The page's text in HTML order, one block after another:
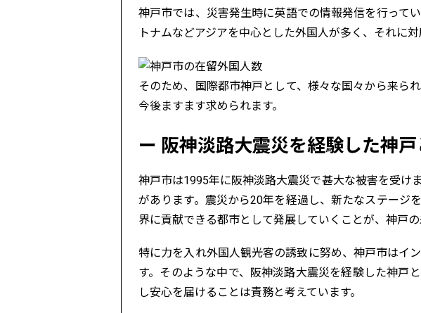
神戸市では、災害発生時に英語での情報発信を行って
トナムなどアジアを中心とした外国人が多く、それに
そのため、国際都市神戸として、様々な国々から来ら
今後ますます求められます。
阪神淡路大震災を経験した神戸
神戸市は1995年に阪神淡路大震災で甚大な被害を受け
があります。震災から20年を経過し、新たなステージ
界に貢献できる都市として発展していくことが、神戸
特に力を入れ外国人観光客の誘致に努め、神戸市はイ
す。そのような中で、阪神淡路大震災を経験した神戸
し安心を届けることは責務と考えています。